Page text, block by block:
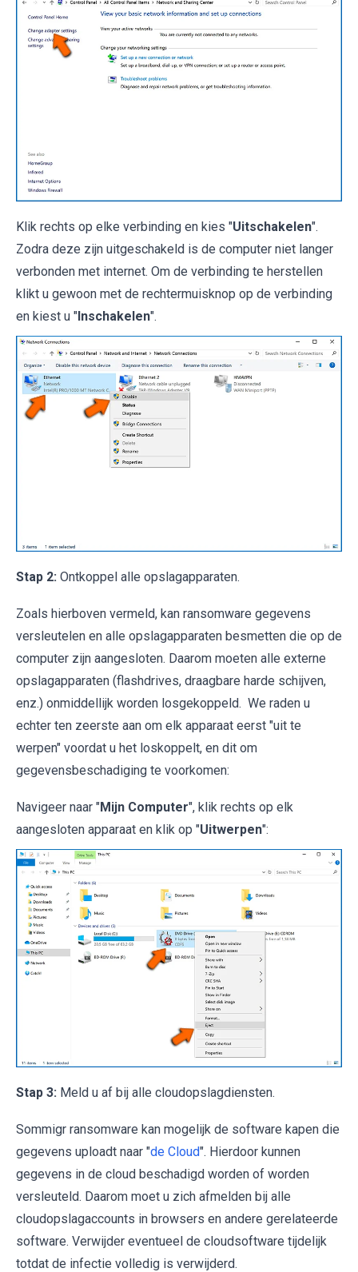
Klik rechts op elke verbinding en kies "Uitschakelen".
Zodra deze zijn uitgeschakeld is de computer niet langer
verbonden met internet. Om de verbinding te herstellen
klikt u gewoon met de rechtermuisknop op de verbinding
en kiest u "Inschakelen".
Stap 2: Ontkoppel alle opslagapparaten.
Zoals hierboven vermeld, kan ransomware gegevens
versleutelen en alle opslagapparaten besmetten die op de
computer zijn aangesloten. Daarom moeten alle externe
opslagapparaten (flashdrives, draagbare harde schijven,
enz.) onmiddellijk worden losgekoppeld. We raden u
echter ten zeerste aan om elk apparaat eerst "uit te
werpen" voordat u het loskoppelt, en dit om
gegevensbeschadiging te voorkomen:
Navigeer naar "Mijn Computer", klik rechts op elk
aangesloten apparaat en klik op "Uitwerpen":
Stap 3: Meld u af bij alle cloudopslagdiensten.
Sommigr ransomware kan mogelijk de software kapen die
gegevens uploadt naar "de Cloud". Hierdoor kunnen
gegevens in de cloud beschadigd worden of worden
versleuteld. Daarom moet u zich afmelden bij alle
cloudopslagaccounts in browsers en andere gerelateerde
software. Verwijder eventueel de cloudsoftware tijdelijk
totdat de infectie volledig is verwijderd.